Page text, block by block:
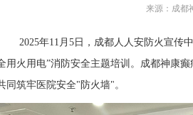
来源：成都
2025年11月5日，成都人人安防火宣
用火用电”消防安全主题培训。 成都神康
同筑牢医院安全"防火墙"。